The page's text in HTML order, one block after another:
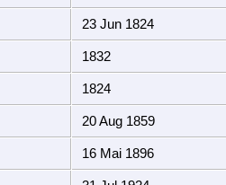
23 Jun 1824
1832
1824
20 Aug 1859
16 Mai 1896